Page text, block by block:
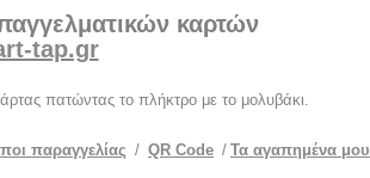
καρτών
tap.gr
πατώντας το πλήκτρο με το μολυβάκι.
παραγγελίας / QR Code / Τα αγαπημένα μου